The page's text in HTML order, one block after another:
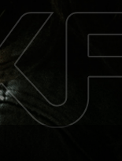
경영공시정보
재정정보공개
데이터기반행정
사업실명제